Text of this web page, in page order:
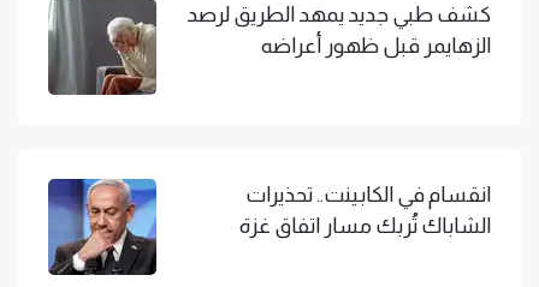
كشف طبي جديد يمهد الطريق لرصد
الزهايمر قبل ظهور أعراضه
انقسام في الكابينت.. تحذيرات
الشاباك تُربك مسار اتفاق غزة